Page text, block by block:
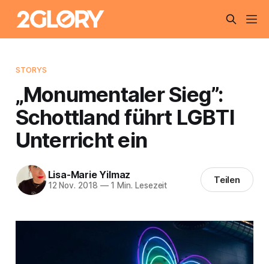
STORYS
„Monumentaler Sieg”:
Schottland führt LGBTI
Unterricht ein
Lisa-Marie Yilmaz
12 Nov. 2018 —1 Min. Lesezeit Teilen